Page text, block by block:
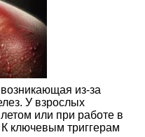
из-за
У взрослых
или при работе в
ключевым триггерам